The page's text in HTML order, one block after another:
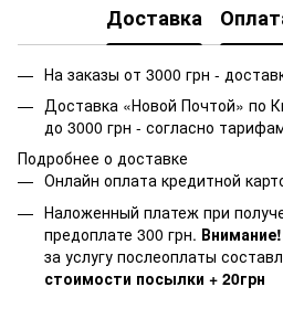
Доставка
На заказы от 3000 грн -
Доставка «Новой Почтой» по
до 3000 грн - согласно
Подробнее о доставке
Онлайн оплата кредитной
Наложенный платеж при
предоплате 300 грн.
за услугу послеоплаты
стоимости посылки + 20грн